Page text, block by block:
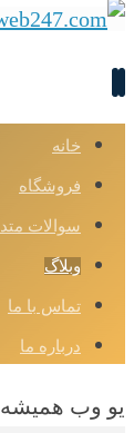
خانه
فروشگاه
سوالات
وبلاگ
تماس با ما
درباره ما
یو وب